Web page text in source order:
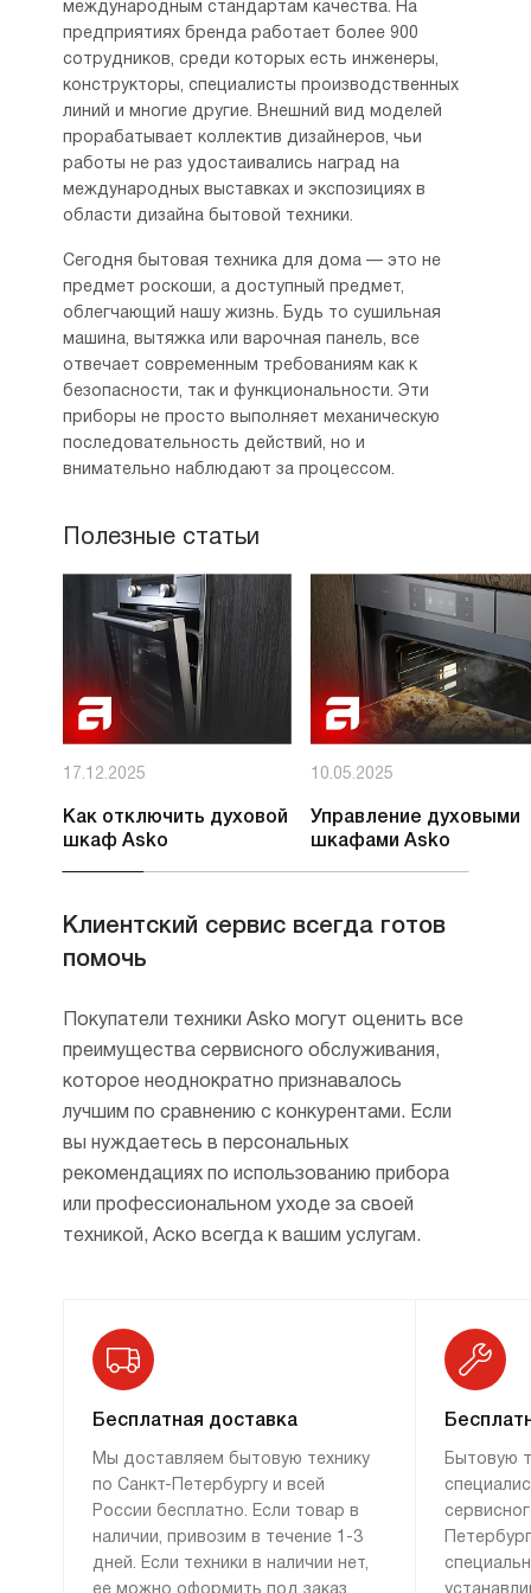
международным стандартам качества. На
предприятиях бренда работает более 900
сотрудников, среди которых есть инженеры,
конструкторы, специалисты производственных
линий и многие другие. Внешний вид моделей
прорабатывает коллектив дизайнеров, чьи
работы не раз удостаивались наград на
международных выставках и экспозициях в
области дизайна бытовой техники.
Сегодня бытовая техника для дома — это не
предмет роскоши, а доступный предмет,
облегчающий нашу жизнь. Будь то сушильная
машина, вытяжка или варочная панель, все
отвечает современным требованиям как к
безопасности, так и функциональности. Эти
приборы не просто выполняет механическую
последовательность действий, но и
внимательно наблюдают за процессом.
Полезные статьи
17.12.2025
Как отключить духовой
шкаф Asko
10.05.2025
Управление духовыми
шкафами Asko
Клиентский сервис всегда готов
помочь
Покупатели техники Asko могут оценить все
преимущества сервисного обслуживания,
которое неоднократно признавалось
лучшим по сравнению с конкурентами. Если
вы нуждаетесь в персональных
рекомендациях по использованию прибора
или профессиональном уходе за своей
техникой, Аско всегда к вашим услугам.
Бесплатная доставка
Мы доставляем бытовую технику
по Санкт-Петербургу и всей
России бесплатно. Если товар в
наличии, привозим в течение 1-3
дней. Если техники в наличии нет,
Бытовую